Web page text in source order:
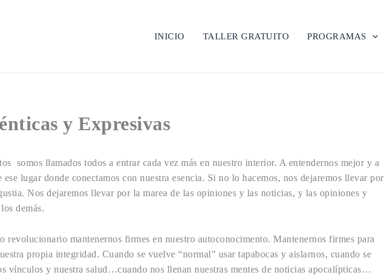
INICIO TALLER GRATUITO PROGRAMAS
y Expresivas
somos llamados todos a entrar cada vez más en nuestro interior. A entendernos mejor y a
ese lugar donde conectamos con nuestra esencia. Si no lo hacemos, nos dejaremos llevar por
Nos dejaremos llevar por la marea de las opiniones y las noticias, y las opiniones y
demás.
revolucionario mantenernos firmes en nuestro autoconocimento. Mantenernos firmes para
propia integridad. Cuando se vuelve “normal” usar tapabocas y aislarnos, cuando se
vínculos y nuestra salud…cuando nos llenan nuestras mentes de noticias apocalípticas…